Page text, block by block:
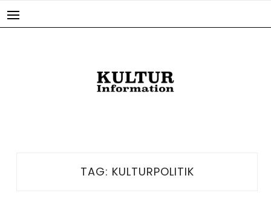
TAG: KULTURPOLITIK